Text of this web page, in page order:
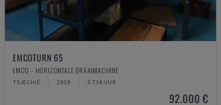
EMCOTURN 65
EMCO - HORIZONTALE DRAAIMACHINE
TSJECHIË 2019 3.716 UUR
92.000 €